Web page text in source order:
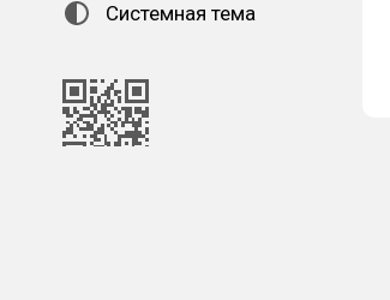
Системная тема